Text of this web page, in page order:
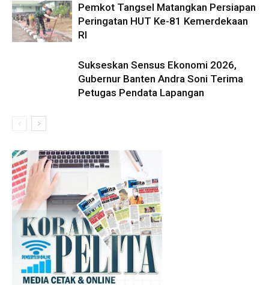
Pemkot Tangsel Matangkan Persiapan
Peringatan HUT Ke-81 Kemerdekaan
RI
Sukseskan Sensus Ekonomi 2026,
Gubernur Banten Andra Soni Terima
Petugas Pendata Lapangan